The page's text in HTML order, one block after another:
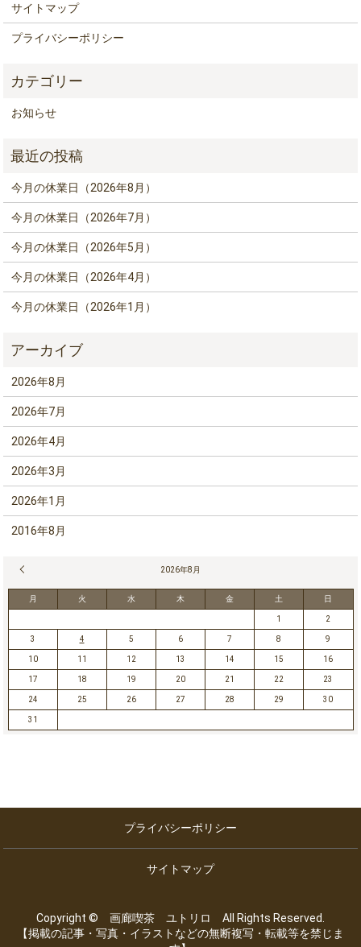
サイトマップ
プライバシーポリシー
お知らせ
今月の休業日（2026年8月）
今月の休業日（2026年7月）
今月の休業日（2026年5月）
今月の休業日（2026年4月）
今月の休業日（2026年1月）
2026年8月
2026年7月
2026年4月
2026年3月
2026年1月
2016年8月
2026年8月
月 火 水 木 金 土 日
1 2
3 4 5 6 7 8 9
10 11 12 13 14 15 16
17 18 19 20 21 22 23
24 25 26 27 28 29 30
31
プライバシーポリシー
サイトマップ
Copyright © 画廊喫茶 ユトリロ All Rights Reserved.
【掲載の記事・写真・イラストなどの無断複写・転載等を禁じま